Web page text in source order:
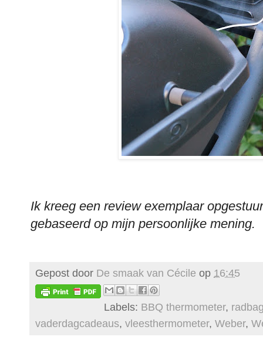
Ik kreeg een review exemplaar
gebaseerd op mijn persoonlijke mening.
Gepost door De smaak van Cécile op 16:45
Labels: BBQ thermometer,
vaderdagcadeaus, vleesthermometer, Weber,